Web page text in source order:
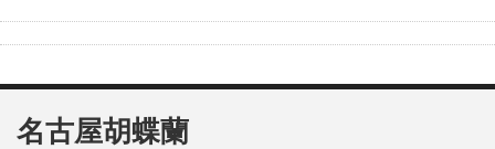
名古屋胡蝶蘭